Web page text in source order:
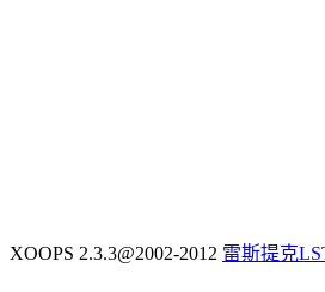
XOOPS 2.3.3@2002-2012 雷斯提克